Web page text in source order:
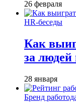
26 февраля
HR-беседы
Как
за
28 января
Бренд